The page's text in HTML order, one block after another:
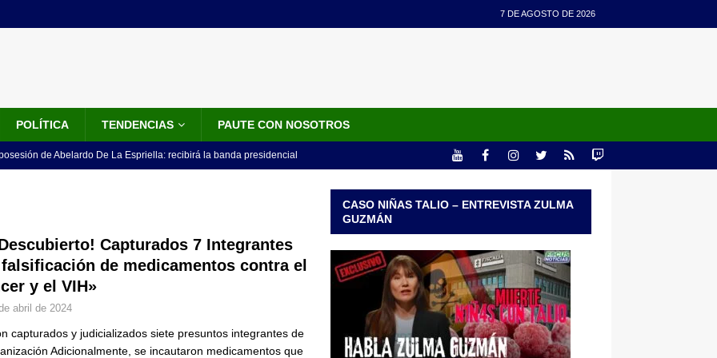
7 DE AGOSTO DE 2026
POLÍTICA TENDENCIAS PAUTE CON NOSOTROS
de Abelardo De La Espriella: recibirá la banda presidencial
LO ÚLTIMO
detrás de la banda presidencial que portará Abelardo De La
de un sastre colombiano reconocido en el mundo
Fiscalía amplía investigación por presunto lavado de activos y
Capturados 7 Integrantes
de medicamentos contra el
y el VIH»
abril de 2024
capturados y judicializados siete presuntos integrantes de
Adicionalmente, se incautaron medicamentos que
CASO NIÑAS TALIO – ENTREVISTA ZULMA
GUZMÁN